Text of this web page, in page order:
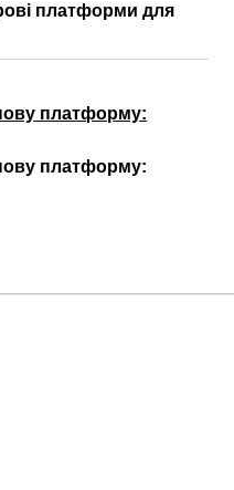
платформи для
платформу:
платформу: